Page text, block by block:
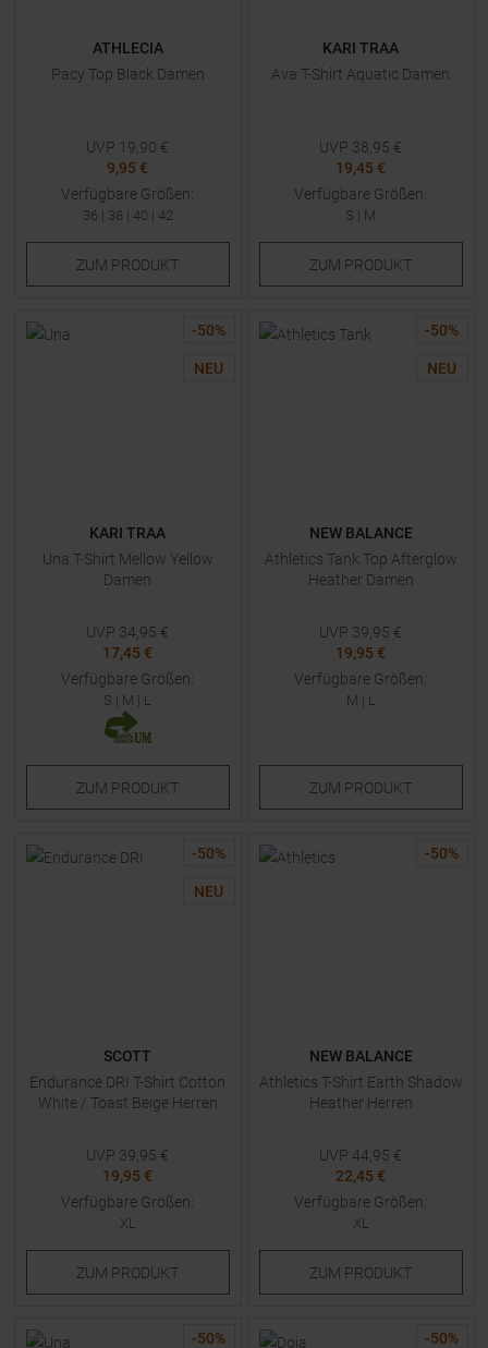
ATHLECIA
Pacy Top Black Damen
UVP 19,90 €
9,95 €
Verfügbare Größen:
36 | 38 | 40 | 42
ZUM PRODUKT
KARI TRAA
Ava T-Shirt Aquatic Damen
UVP 38,95 €
19,45 €
Verfügbare Größen:
S | M
ZUM PRODUKT
-50%
NEU
KARI TRAA
Una T-Shirt Mellow Yellow
Damen
UVP 34,95 €
17,45 €
Verfügbare Größen:
S | M | L
ZUM PRODUKT
-50%
NEU
NEW BALANCE
Athletics Tank Top Afterglow
Heather Damen
UVP 39,95 €
19,95 €
Verfügbare Größen:
M | L
ZUM PRODUKT
-50%
NEU
SCOTT
Endurance DRI T-Shirt Cotton
White / Toast Beige Herren
UVP 39,95 €
19,95 €
Verfügbare Größen:
XL
ZUM PRODUKT
-50%
NEW BALANCE
Athletics T-Shirt Earth Shadow
Heather Herren
UVP 44,95 €
22,45 €
Verfügbare Größen:
XL
ZUM PRODUKT
-50% -50%